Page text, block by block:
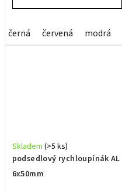
černá červená modrá
podsedlový rychloupínák AL
6x50mm
Skladem (>5 ks)